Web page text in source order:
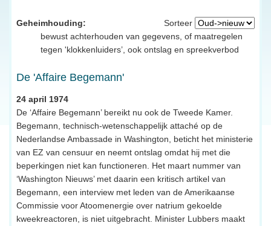
Sorteer
Geheimhouding:
bewust achterhouden van gegevens, of maatregelen
tegen 'klokkenluiders’, ook ontslag en spreekverbod
De 'Affaire Begemann'
24 april 1974
De ‘Affaire Begemann’ bereikt nu ook de Tweede Kamer.
Begemann, technisch-wetenschappelijk attaché op de
Nederlandse Ambassade in Washington, beticht het ministerie
van EZ van censuur en neemt ontslag omdat hij met die
beperkingen niet kan functioneren. Het maart nummer van
‘Washington Nieuws’ met daarin een kritisch artikel van
Begemann, een interview met leden van de Amerikaanse
Commissie voor Atoomenergie over natrium gekoelde
kweekreactoren, is niet uitgebracht. Minister Lubbers maakt